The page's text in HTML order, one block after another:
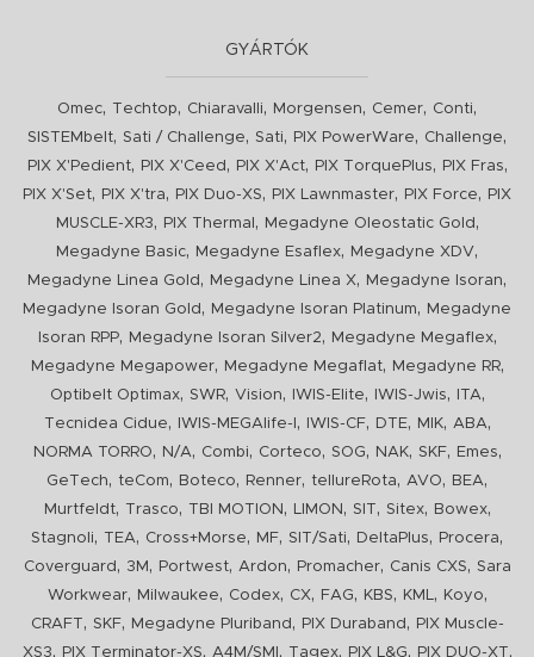
GYÁRTÓK
Omec, Techtop, Chiaravalli, Morgensen, Cemer, Conti,
SISTEMbelt, Sati / Challenge, Sati, PIX PowerWare, Challenge,
PIX X'Pedient, PIX X'Ceed , PIX X'Act, PIX TorquePlus, PIX Fras,
PIX X'Set, PIX X'tra, PIX Duo-XS, PIX Lawnmaster, PIX Force,
PIX
MUSCLE-XR3, PIX Thermal , Megadyne Oleostatic Gold ,
Megadyne Basic, Megadyne Esaflex, Megadyne XDV,
Megadyne Linea Gold , Megadyne Linea X, Megadyne Isoran,
Megadyne Isoran Gold , Megadyne Isoran Platinum,
Megadyne
Isoran RPP, Megadyne Isoran Silver2, Megadyne Megaflex,
Megadyne Megapower, Megadyne Megaflat, Megadyne RR,
Optibelt Optimax, SWR, Vision, IWIS-Elite, IWIS-Jwis, ITA,
Tecnidea Cidue, IWIS-MEGAlife-I , IWIS-CF, DTE, MIK, ABA,
NORMA TORRO, N/A, Combi, Corteco, SOG, NAK, SKF, Emes,
GeTech, teCom, Boteco, Renner, tellureRota, AVO, BEA,
Murtfeldt, Trasco, TBI MOTION , LIMON , SIT, Sitex, Bowex,
Stagnoli, TEA, Cross+Morse, MF, SIT/Sati, DeltaPlus, Procera,
Coverguard , 3M , Portwest, Ardon, Promacher, Canis CXS, Sara
Workwear, Milwaukee, Codex, CX, FAG, KBS, KML, Koyo,
CRAFT, SKF, Megadyne Pluriband , PIX Duraband ,
PIX Muscle-
XS3, PIX Terminator-XS, A4M/SMI , Tagex, PIX L&G, PIX DUO-XT,